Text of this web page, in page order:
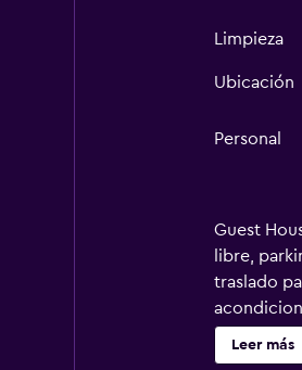
Limpieza
Ubicación
Personal
Guest
libre,
traslado
incluyen
Leer más